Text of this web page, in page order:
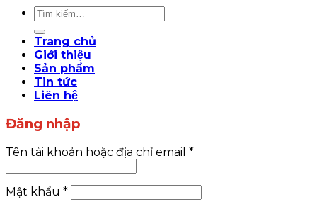
Tìm
Trang chủ
Giới thiệu
Sản phẩm
Tin tức
Liên hệ
Đăng nhập
Tên tài khoản hoặc địa chỉ email *
Mật khẩu *